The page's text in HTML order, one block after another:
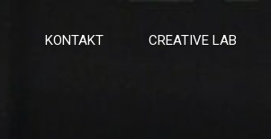
KONTAKT CREATIVE LAB